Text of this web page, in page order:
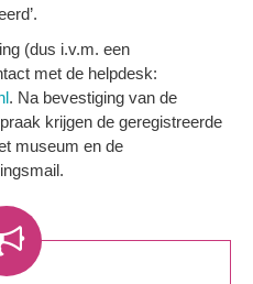
(dus i.v.m. een
met de helpdesk:
. Na bevestiging van de
krijgen de geregistreerde
museum en de